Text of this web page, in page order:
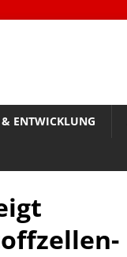
ENTWICKLUNG